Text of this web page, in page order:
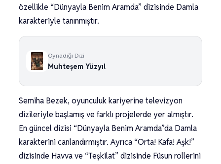
özellikle “Dünyayla Benim Aramda” dizisinde Damla
karakteriyle tanınmıştır.
Oynadığı Dizi
Muhteşem Yüzyıl
Semiha Bezek, oyunculuk kariyerine televizyon
dizileriyle başlamış ve farklı projelerde yer almıştır.
En güncel dizisi “Dünyayla Benim Aramda”da Damla
karakterini canlandırmıştır. Ayrıca “Orta! Kafa! Aşk!”
dizisinde Havva ve “Teşkilat” dizisinde Füsun rollerini